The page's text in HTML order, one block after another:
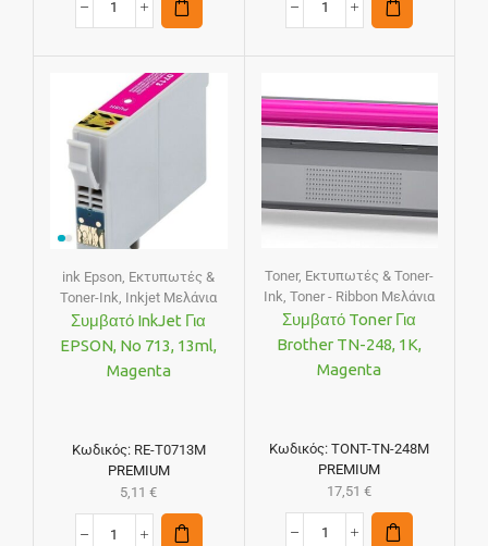
ink Epson, Εκτυπωτές &
Toner-Ink, Inkjet Μελάνια
Συμβατό InkJet Για
EPSON, No 713, 13ml,
Magenta
Κωδικός: RE-T0713M
PREMIUM
5,11€
Toner, Εκτυπωτές & Toner-
Ink,Toner - Ribbon Μελάνια
Συμβατό Toner Για
Brother TN-248, 1K,
Magenta
Κωδικός:TONT-TN-248M
PREMIUM
17,51€